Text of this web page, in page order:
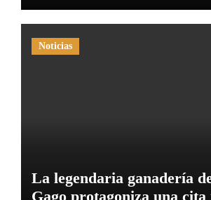
Noticias
La legendaria ganadería
Gago protagoniza una cita